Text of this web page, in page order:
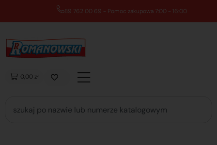
89 762 00 69 - Pomoc zakupowa 7:00 - 16:00
0,00 zł